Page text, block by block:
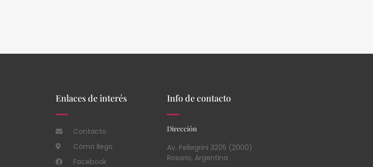
Enlaces de interés
Contacto
Cómo llego
Facebook
Info de contacto
Dirección
Av. Pellegrini 3205 (2000)
Rosario, Argentina